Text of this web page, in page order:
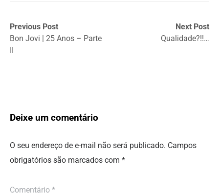
Previous Post
Bon Jovi | 25 Anos – Parte
II
Next Post
Qualidade?!!…
Deixe um comentário
O seu endereço de e-mail não será publicado. Campos
obrigatórios são marcados com *
Comentário *